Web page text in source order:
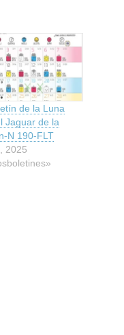
de la Luna
Jaguar de la
N 190-FLT
2025